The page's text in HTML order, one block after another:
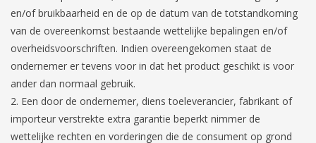
en/of bruikbaarheid en de op de datum van de totstandkoming
van de overeenkomst bestaande wettelijke bepalingen en/of
overheidsvoorschriften. Indien overeengekomen staat de
ondernemer er tevens voor in dat het product geschikt is voor
ander dan normaal gebruik.
Een door de ondernemer, diens toeleverancier, fabrikant of
importeur verstrekte extra garantie beperkt nimmer de
wettelijke rechten en vorderingen die de consument op grond